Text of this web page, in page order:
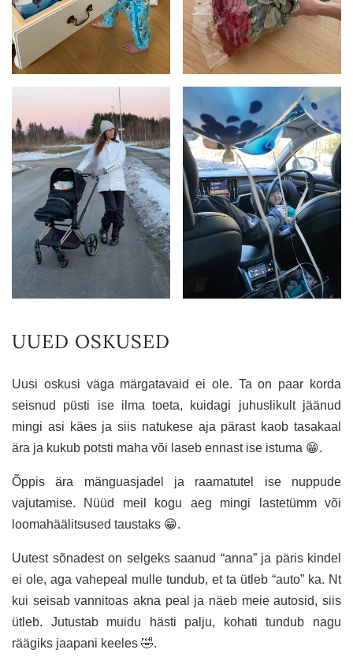
UUED OSKUSED
Uusi oskusi väga märgatavaid ei ole. Ta on paar korda
seisnud püsti ise ilma toeta, kuidagi juhuslikult jäänud
mingi asi käes ja siis natukese aja pärast kaob tasakaal
ära ja kukub potsti maha või laseb ennast ise istuma 😁.
Õppis ära mänguasjadel ja raamatutel ise nuppude
vajutamise. Nüüd meil kogu aeg mingi lastetümm või
loomahäälitsused taustaks 😁.
Uutest sõnadest on selgeks saanud “anna” ja päris kindel
ei ole, aga vahepeal mulle tundub, et ta ütleb “auto” ka. Nt
kui seisab vannitoas akna peal ja näeb meie autosid, siis
ütleb. Jutustab muidu hästi palju, kohati tundub nagu
räägiks jaapani keeles 🤣.